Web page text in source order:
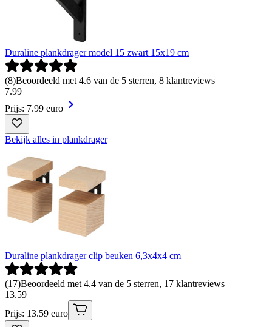
Duraline plankdrager model 15 zwart 15x19 cm
(8)Beoordeeld met 4.6 van de 5 sterren, 8 klantreviews
7.99
Prijs: 7.99 euro
Bekijk alles in plankdrager
Duraline plankdrager clip beuken 6,3x4x4 cm
(17)Beoordeeld met 4.4 van de 5 sterren, 17 klantreviews
13.59
Prijs: 13.59 euro